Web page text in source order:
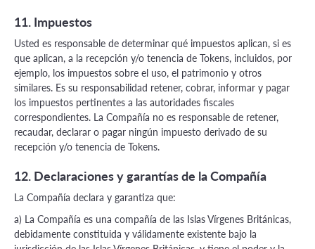
11. Impuestos
Usted es responsable de determinar qué impuestos aplican, si es
que aplican, a la recepción y/o tenencia de Tokens, incluidos, por
ejemplo, los impuestos sobre el uso, el patrimonio y otros
similares. Es su responsabilidad retener, cobrar, informar y pagar
los impuestos pertinentes a las autoridades fiscales
correspondientes. La Compañía no es responsable de retener,
recaudar, declarar o pagar ningún impuesto derivado de su
recepción y/o tenencia de Tokens.
12. Declaraciones y garantías de la Compañía
La Compañía declara y garantiza que:
a) La Compañía es una compañía de las Islas Vírgenes Británicas,
debidamente constituida y válidamente existente bajo la